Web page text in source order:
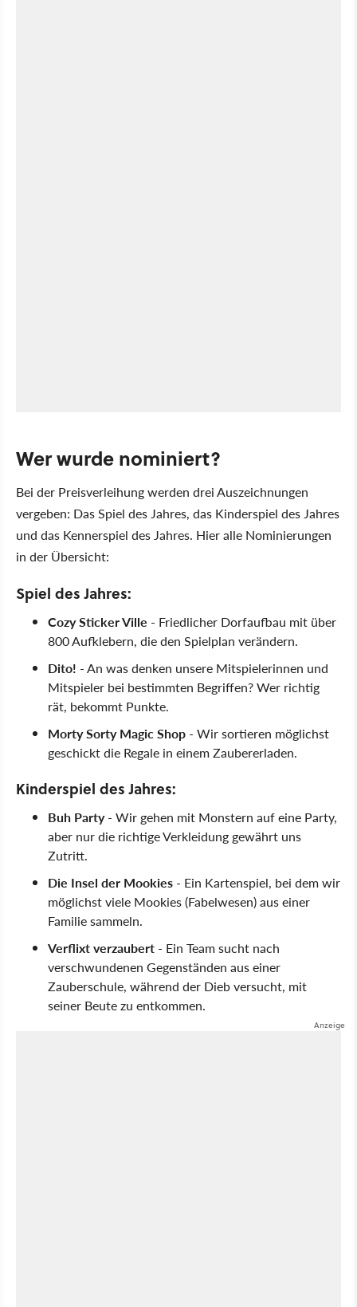
Wer wurde nominiert?
Bei der Preisverleihung werden drei Auszeichnungen
vergeben: Das Spiel des Jahres, das Kinderspiel des Jahres
und das Kennerspiel des Jahres. Hier alle Nominierungen
in der Übersicht:
Spiel des Jahres:
Cozy Sticker Ville - Friedlicher Dorfaufbau mit über
800 Aufklebern, die den Spielplan verändern.
Dito! - An was denken unsere Mitspielerinnen und
Mitspieler bei bestimmten Begriffen? Wer richtig
rät, bekommt Punkte.
Morty Sorty Magic Shop - Wir sortieren möglichst
geschickt die Regale in einem Zaubererladen.
Kinderspiel des Jahres:
Buh Party- Wir gehen mit Monstern auf eine Party,
aber nur die richtige Verkleidung gewährt uns
Zutritt.
Die Insel der Mookies - Ein Kartenspiel, bei dem wir
möglichst viele Mookies (Fabelwesen) aus einer
Familie sammeln.
Verflixt verzaubert - Ein Team sucht nach
verschwundenen Gegenständen aus einer
Zauberschule, während der Dieb versucht, mit
seiner Beute zu entkommen.